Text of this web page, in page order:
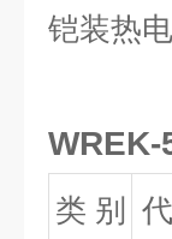
铠装热
WREK-
类 别
代